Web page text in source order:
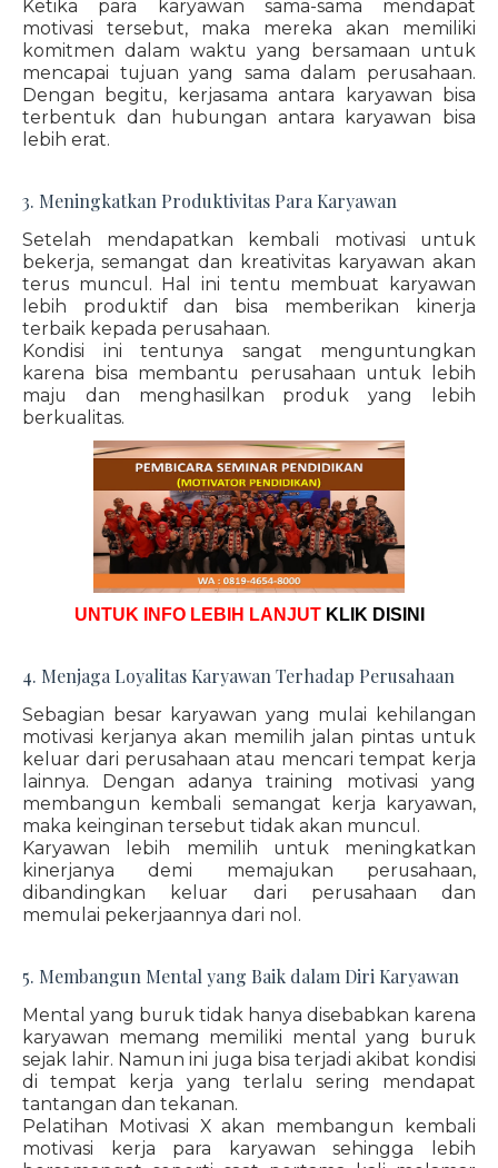
Ketika para karyawan sama-sama mendapat
motivasi tersebut, maka mereka akan memiliki
komitmen dalam waktu yang bersamaan untuk
mencapai tujuan yang sama dalam perusahaan.
Dengan begitu, kerjasama antara karyawan bisa
terbentuk dan hubungan antara karyawan bisa
lebih erat.
3. Meningkatkan Produktivitas Para Karyawan
Setelah mendapatkan kembali motivasi untuk
bekerja, semangat dan kreativitas karyawan akan
terus muncul. Hal ini tentu membuat karyawan
lebih produktif dan bisa memberikan kinerja
terbaik kepada perusahaan.
Kondisi ini tentunya sangat menguntungkan
karena bisa membantu perusahaan untuk lebih
maju dan menghasilkan produk yang lebih
berkualitas.
UNTUK INFO LEBIH LANJUT KLIK DISINI
4. Menjaga Loyalitas Karyawan Terhadap Perusahaan
Sebagian besar karyawan yang mulai kehilangan
motivasi kerjanya akan memilih jalan pintas untuk
keluar dari perusahaan atau mencari tempat kerja
lainnya. Dengan adanya training motivasi yang
membangun kembali semangat kerja karyawan,
maka keinginan tersebut tidak akan muncul.
Karyawan lebih memilih untuk meningkatkan
kinerjanya demi memajukan perusahaan,
dibandingkan keluar dari perusahaan dan
memulai pekerjaannya dari nol.
5. Membangun Mental yang Baik dalam Diri Karyawan
Mental yang buruk tidak hanya disebabkan karena
karyawan memang memiliki mental yang buruk
sejak lahir. Namun ini juga bisa terjadi akibat kondisi
di tempat kerja yang terlalu sering mendapat
tantangan dan tekanan.
Pelatihan Motivasi X akan membangun kembali
motivasi kerja para karyawan sehingga lebih